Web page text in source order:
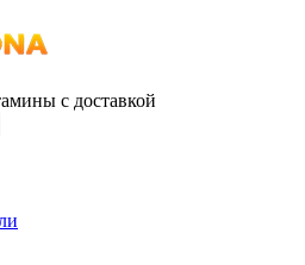
с доставкой